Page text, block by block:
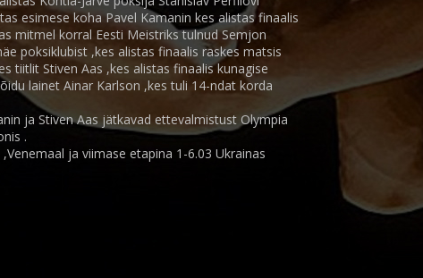
esimese koha Pavel Kamanin kes alistas finaalis
mitmel korral Eesti Meistriks tulnud Semjon
poksiklubist ,kes alistas finaalis raskes matsis
tiitlit Stiven Aas ,kes alistas finaalis kunagise
lainet Ainar Karlson ,kes tuli 14-ndat korda
ja Stiven Aas jätkavad ettevalmistust Olympia
.
ja viimase etapina 1-6.03 Ukrainas